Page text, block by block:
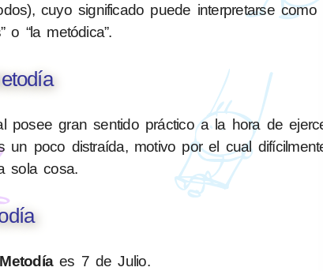
cuyo significado puede interpretarse como
o “la metódica”.
posee gran sentido práctico a la hora de
poco distraída, motivo por el cual
sola cosa.
es 7 de Julio.